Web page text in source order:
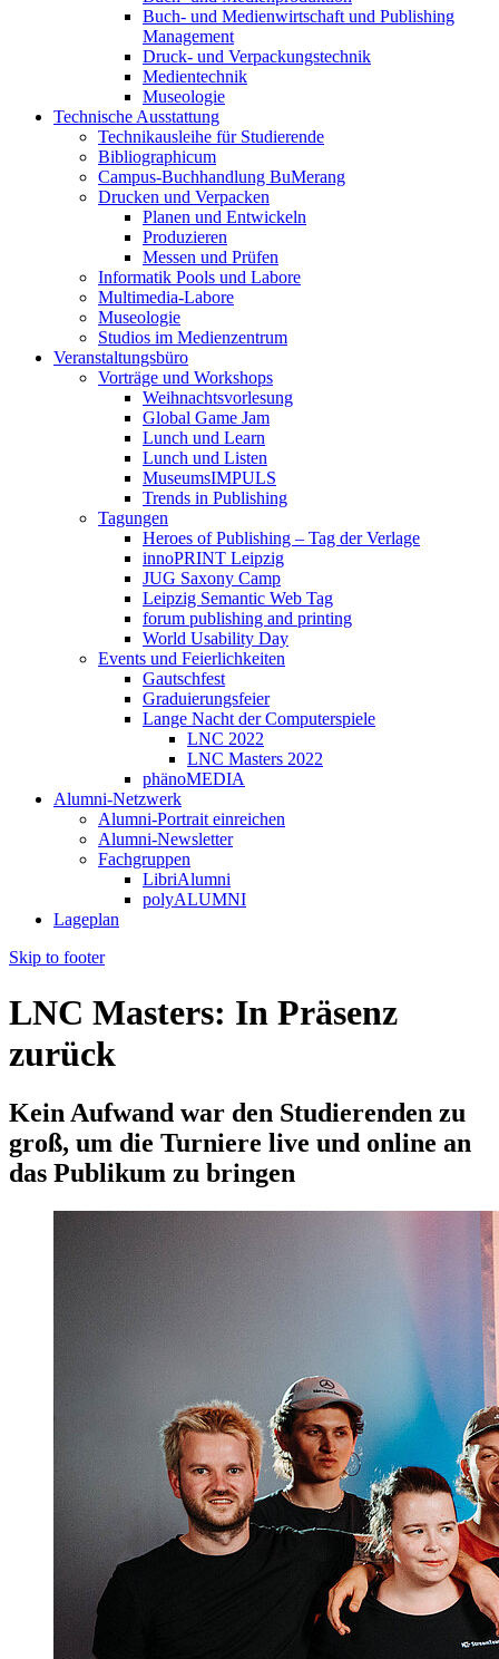
Buch- und Medienwirtschaft und Publishing
Management
Druck- und Verpackungstechnik
Medientechnik
Museologie
Technische Ausstattung
Technikausleihe für Studierende
Bibliographicum
Campus-Buchhandlung BuMerang
Drucken und Verpacken
Planen und Entwickeln
Produzieren
Messen und Prüfen
Informatik Pools und Labore
Multimedia-Labore
Museologie
Studios im Medienzentrum
Veranstaltungsbüro
Vorträge und Workshops
Weihnachtsvorlesung
Global Game Jam
Lunch und Learn
Lunch und Listen
MuseumsIMPULS
Trends in Publishing
Tagungen
Heroes of Publishing – Tag der Verlage
innoPRINT Leipzig
JUG Saxony Camp
Leipzig Semantic Web Tag
forum publishing and printing
World Usability Day
Events und Feierlichkeiten
Gautschfest
Graduierungsfeier
Lange Nacht der Computerspiele
LNC 2022
LNC Masters 2022
phänoMEDIA
Alumni-Netzwerk
Alumni-Portrait einreichen
Alumni-Newsletter
Fachgruppen
LibriAlumni
polyALUMNI
Lageplan
Skip to footer
LNC Masters: In Präsenz
zurück
Kein Aufwand war den Studierenden zu
groß, um die Turniere live und online an
das Publikum zu bringen